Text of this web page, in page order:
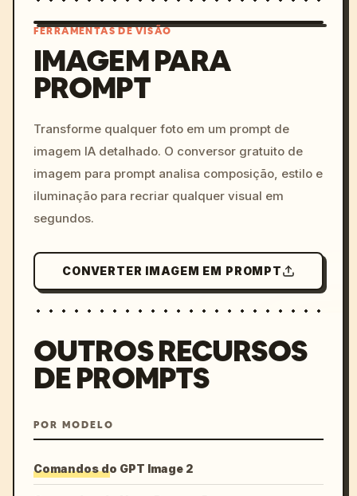
colors, 8k --v 6.0
FERRAMENTAS DE VISÃO
IMAGEM PARA
PROMPT
Transforme qualquer foto em um prompt de
imagem IA detalhado. O conversor gratuito de
imagem para prompt analisa composição, estilo e
iluminação para recriar qualquer visual em
segundos.
CONVERTER IMAGEM EM PROMPT
OUTROS RECURSOS
DE PROMPTS
POR MODELO
Comandos do GPT Image 2